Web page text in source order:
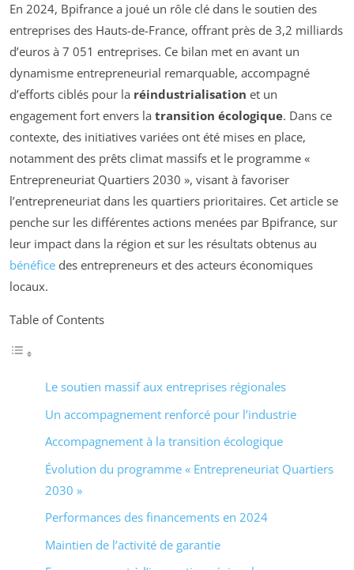
En 2024, Bpifrance a joué un rôle clé dans le soutien des
entreprises des Hauts-de-France, offrant près de 3,2 milliards
d’euros à 7 051 entreprises. Ce bilan met en avant un
dynamisme entrepreneurial remarquable, accompagné
d’efforts ciblés pour la réindustrialisation et un
engagement fort envers la transition écologique. Dans ce
contexte, des initiatives variées ont été mises en place,
notamment des prêts climat massifs et le programme «
Entrepreneuriat Quartiers 2030 », visant à favoriser
l’entrepreneuriat dans les quartiers prioritaires. Cet article se
penche sur les différentes actions menées par Bpifrance, sur
leur impact dans la région et sur les résultats obtenus au
bénéfice des entrepreneurs et des acteurs économiques
locaux.
Table of Contents
Le soutien massif aux entreprises régionales
Un accompagnement renforcé pour l’industrie
Accompagnement à la transition écologique
Évolution du programme « Entrepreneuriat Quartiers
2030 »
Performances des financements en 2024
Maintien de l’activité de garantie